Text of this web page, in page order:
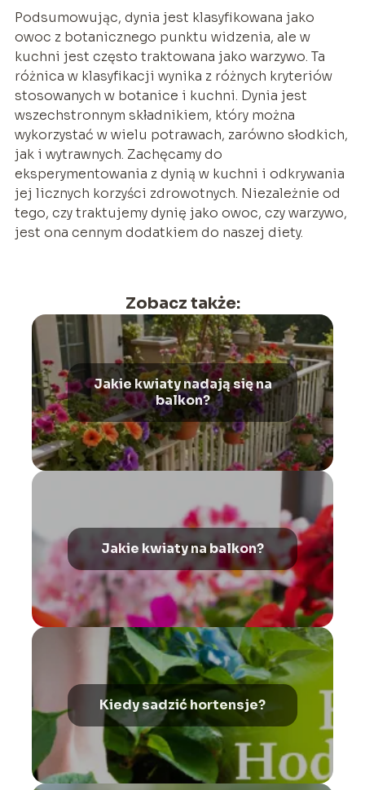
Podsumowując, dynia jest klasyfikowana jako
owoc z botanicznego punktu widzenia, ale w
kuchni jest często traktowana jako warzywo. Ta
różnica w klasyfikacji wynika z różnych kryteriów
stosowanych w botanice i kuchni. Dynia jest
wszechstronnym składnikiem, który można
wykorzystać w wielu potrawach, zarówno słodkich,
jak i wytrawnych. Zachęcamy do
eksperymentowania z dynią w kuchni i odkrywania
jej licznych korzyści zdrowotnych. Niezależnie od
tego, czy traktujemy dynię jako owoc, czy warzywo,
jest ona cennym dodatkiem do naszej diety.
Zobacz także:
Jakie kwiaty nadają się na
balkon?
Jakie kwiaty na balkon?
Kiedy sadzić hortensje?